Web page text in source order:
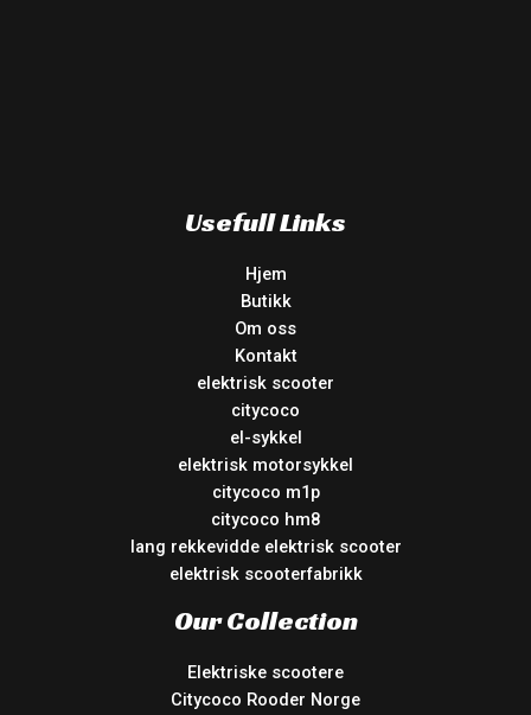
Usefull Links
Hjem
Butikk
Om oss
Kontakt
elektrisk scooter
citycoco
el-sykkel
elektrisk motorsykkel
citycoco m1p
citycoco hm8
lang rekkevidde elektrisk scooter
elektrisk scooterfabrikk
Our Collection
Elektriske scootere
Citycoco Rooder Norge